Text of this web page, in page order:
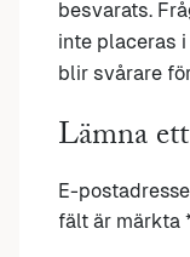
besvarats.
inte placeras
blir svårare
Lämna
E-
fält är märkta